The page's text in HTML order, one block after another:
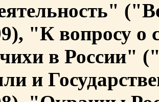
"К вопросу о
в России"
и